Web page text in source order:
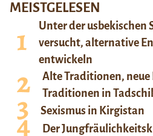
MEISTGELESEN
Unter der usbekischen
versucht, alternative
entwickeln
Alte Traditionen, neue
Traditionen in
Sexismus in Kirgistan
Der